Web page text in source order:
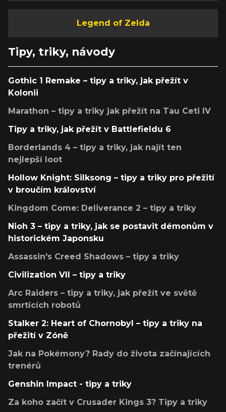
Legend of Zelda
Tipy, triky, návody
Gothic 1 Remake – tipy a triky, jak přežít v
Kolonii
Marathon – tipy a triky jak přežít na Tau Ceti IV
Tipy a triky, jak přežít v Battlefieldu 6
Borderlands 4 – tipy a triky, jak najít ten
nejlepší loot
Hollow Knight: Silksong – tipy a triky pro přežití
v broučím království
Kingdom Come: Deliverance 2 – tipy a triky
Nioh 3 – tipy a triky, jak se postavit démonům v
historickém Japonsku
Assassin's Creed Shadows – tipy a triky
Civilization VII – tipy a triky
Arc Raiders – tipy a triky, jak přežít ve světě
smrtících robotů
Stalker 2: Heart of Chornobyl – tipy a triky na
přežití v Zóně
Jak na Pokémony? Rady do života začínajících
trenérů
Genshin Impact - tipy a triky
Za koho začít v Crusader Kings 3? Tipy a triky